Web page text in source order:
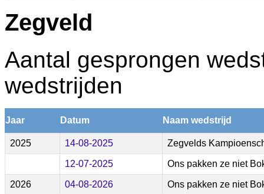
Zegveld
Aantal gesprongen
wedstrijden
Jaar Datum Naam wedstrijd
2025 14-08-2025 Zegvelds
12-07-2025 Ons pakken ze niet
2026 04-08-2026 Ons pakken ze niet